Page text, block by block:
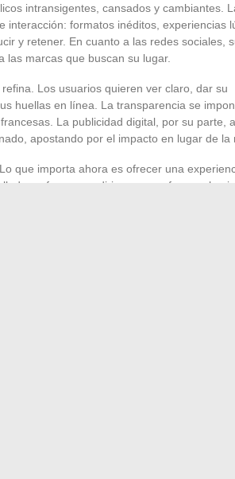
intransigentes, cansados y cambiantes.
interacción: formatos inéditos, experiencias
y retener. En cuanto a las redes sociales,
marcas que buscan su lugar.
Los usuarios quieren ver claro, dar su
huellas en línea. La transparencia se
La publicidad digital, por su parte,
apostando por el impacto en lugar de la
que importa ahora es ofrecer una
franceses dirigen sus esfuerzos hacia